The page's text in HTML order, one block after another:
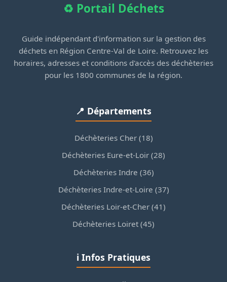
♻️ Portail Déchets
Guide indépendant d'information sur la gestion des
déchets en Région Centre-Val de Loire. Retrouvez les
horaires, adresses et conditions d'accès des déchèteries
pour les 1800 communes de la région.
📍 Départements
Déchèteries Cher (18)
Déchèteries Eure-et-Loir (28)
Déchèteries Indre (36)
Déchèteries Indre-et-Loire (37)
Déchèteries Loir-et-Cher (41)
Déchèteries Loiret (45)
ℹ️ Infos Pratiques